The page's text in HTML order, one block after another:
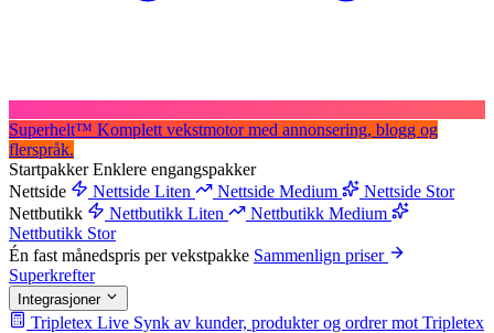
Superhelt™ Komplett vekstmotor med annonsering, blogg og
flerspråk.
StartpakkerEnklere engangspakker
Nettside
Nettside Liten Nettside Medium
Nettside Stor
Nettbutikk
Nettbutikk Liten
Nettbutikk Medium
Nettbutikk Stor
Én fast månedspris per vekstpakke Sammenlign priser
Superkrefter
Integrasjoner
Tripletex Live Synk av kunder, produkter og ordrer mot Tripletex